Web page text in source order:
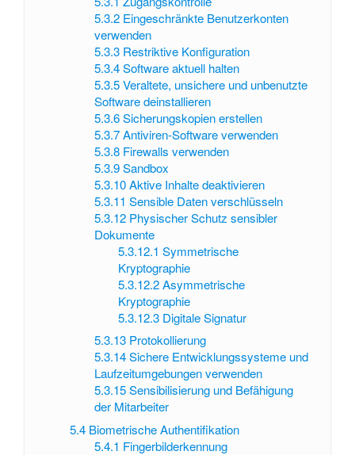
5.3.2 Eingeschränkte Benutzerkonten
verwenden
5.3.3 Restriktive Konfiguration
5.3.4 Software aktuell halten
5.3.5 Veraltete, unsichere und unbenutzte
Software deinstallieren
5.3.6 Sicherungskopien erstellen
5.3.7 Antiviren-Software verwenden
5.3.8 Firewalls verwenden
5.3.9 Sandbox
5.3.10 Aktive Inhalte deaktivieren
5.3.11 Sensible Daten verschlüsseln
5.3.12 Physischer Schutz sensibler
Dokumente
5.3.12.1 Symmetrische
Kryptographie
5.3.12.2Asymmetrische
Kryptographie
5.3.12.3 Digitale Signatur
5.3.13 Protokollierung
5.3.14 Sichere Entwicklungssysteme und
Laufzeitumgebungen verwenden
5.3.15 Sensibilisierung und Befähigung
der Mitarbeiter
5.4 Biometrische Authentifikation
5.4.1 Fingerbilderkennung